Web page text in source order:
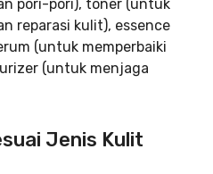
pori-pori), toner (untuk
reparasi kulit), essence
(untuk memperbaiki
(untuk menjaga
Jenis Kulit